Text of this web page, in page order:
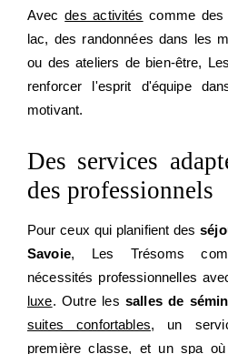
Avecdes activités comme
lac, des randonnées dans les
ou des ateliers de bien-être,
renforcer l'esprit d'équipe
motivant.
Des services
des professionnels
Pour ceux qui planifient des
Savoie, Les Trésoms
nécessités professionnelles
luxe. Outre les salles de
suites confortables, un
première classe, et un spa
HÔTEL
CHAMBRES
VILLAS
RESTAURANTS
SPA